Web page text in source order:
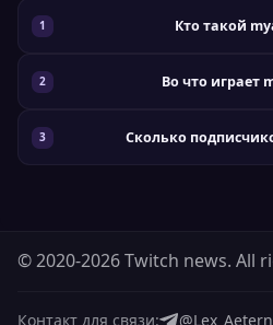
Кто такой
Во что играет
Сколько
© 2020-2026 Twitch news. All
Контакт для связи: